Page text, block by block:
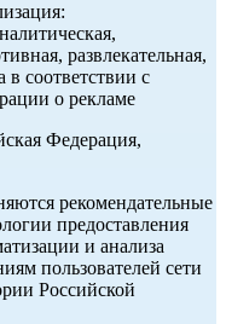
развлекательная,
в соответствии с
о рекламе
Федерация,
рекомендательные
предоставления
и анализа
пользователей сети
Российской